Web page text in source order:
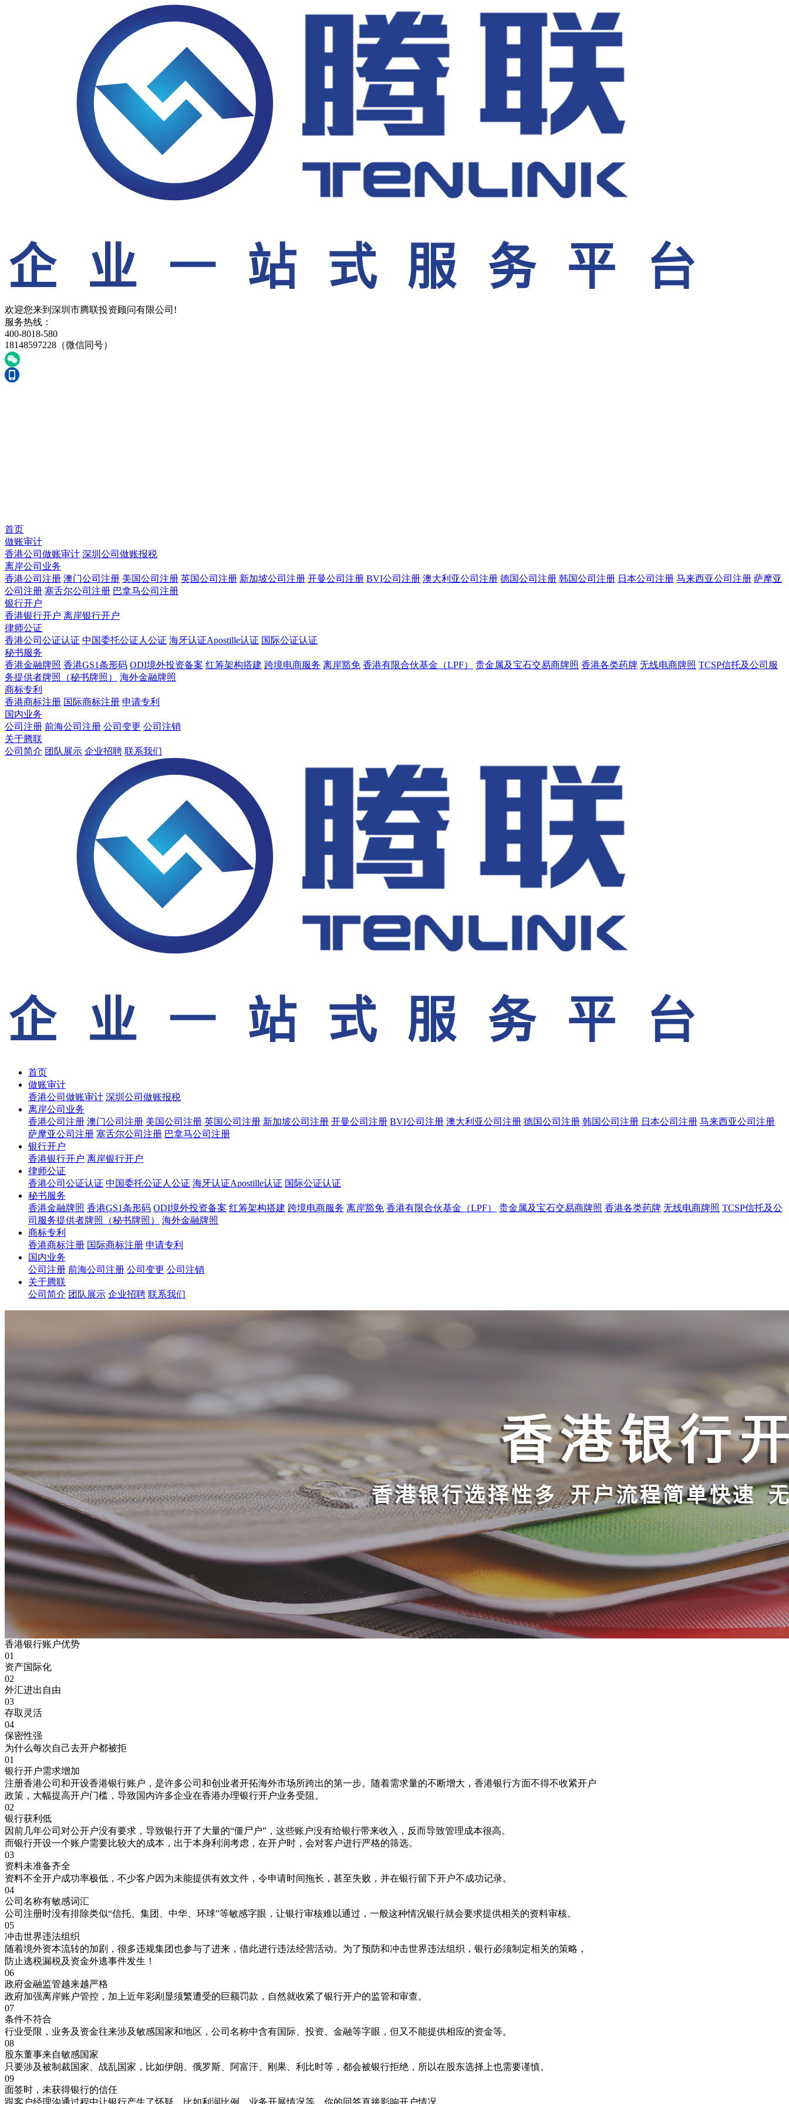
欢迎您来到深圳市腾联投资顾问有限公司!
服务热线：
400-8018-580
18148597228（微信同号）
首页
做账审计
香港公司做账审计 深圳公司做账报税
离岸公司业务
香港公司注册 澳门公司注册 美国公司注册 英国公司注册 新加坡公司注册 开曼公司注册 BVI公司注册 澳大利亚公司注册 德国公司注册 韩国公司注册 日本公司注册 马来西亚公司注册 萨摩亚
公司注册 塞舌尔公司注册 巴拿马公司注册
银行开户
香港银行开户 离岸银行开户
律师公证
香港公司公证认证 中国委托公证人公证 海牙认证Apostille认证 国际公证认证
秘书服务
香港金融牌照 香港GS1条形码 ODI境外投资备案 红筹架构搭建 跨境电商服务 离岸豁免 香港有限合伙基金（LPF） 贵金属及宝石交易商牌照 香港各类药牌 无线电商牌照 TCSP信托及公司服
务提供者牌照（秘书牌照）
海外金融牌照
商标专利
香港商标注册 国际商标注册 申请专利
国内业务
公司注册 前海公司注册 公司变更 公司注销
关于腾联
公司简介 团队展示 企业招聘 联系我们
首页
做账审计
香港公司做账审计 深圳公司做账报税
离岸公司业务
香港公司注册 澳门公司注册 美国公司注册 英国公司注册 新加坡公司注册 开曼公司注册 BVI公司注册 澳大利亚公司注册 德国公司注册 韩国公司注册 日本公司注册 马来西亚公司注册
萨摩亚公司注册 塞舌尔公司注册 巴拿马公司注册
银行开户
香港银行开户 离岸银行开户
律师公证
香港公司公证认证 中国委托公证人公证 海牙认证Apostille认证 国际公证认证
秘书服务
香港金融牌照 香港GS1条形码 ODI境外投资备案 红筹架构搭建 跨境电商服务 离岸豁免 香港有限合伙基金（LPF） 贵金属及宝石交易商牌照 香港各类药牌 无线电商牌照 TCSP信托及公
司服务提供者牌照（秘书牌照）
海外金融牌照
商标专利
香港商标注册 国际商标注册 申请专利
国内业务
公司注册 前海公司注册 公司变更 公司注销
关于腾联
公司简介 团队展示 企业招聘 联系我们
香港银行账户优势
01
资产国际化
02
外汇进出自由
03
存取灵活
04
保密性强
为什么每次自己去开户都被拒
01
银行开户需求增加
注册香港公司和开设香港银行账户，是许多公司和创业者开拓海外市场所跨出的第一步。随着需求量的不断增大，香港银行方面不得不收紧开户
政策，大幅提高开户门槛，导致国内许多企业在香港办理银行开户业务受阻。
02
银行获利低
因前几年公司对公开户没有要求，导致银行开了大量的“僵尸户”，这些账户没有给银行带来收入，反而导致管理成本很高。
而银行开设一个账户需要比较大的成本，出于本身利润考虑，在开户时，会对客户进行严格的筛选。
03
资料未准备齐全
资料不全开户成功率极低，不少客户因为未能提供有效文件，令申请时间拖长，甚至失败，并在银行留下开户不成功记录。
04
公司名称有敏感词汇
公司注册时没有排除类似“信托、集团、中华、环球”等敏感字眼，让银行审核难以通过，一般这种情况银行就会要求提供相关的资料审核。
05
冲击世界违法组织
随着境外资本流转的加剧，很多违规集团也参与了进来，借此进行违法经营活动。为了预防和冲击世界违法组织，银行必须制定相关的策略，
防止逃税漏税及资金外逃事件发生！
06
政府金融监管越来越严格
政府加强离岸账户管控，加上近年彩剐显须繁遭受的巨额罚款，自然就收紧了银行开户的监管和审查。
07
条件不符合
行业受限，业务及资金往来涉及敏感国家和地区，公司名称中含有国际、投资、金融等字眼，但又不能提供相应的资金等。
08
股东董事来自敏感国家
只要涉及被制裁国家、战乱国家，比如伊朗、俄罗斯、阿富汗、刚果、利比时等，都会被银行拒绝，所以在股东选择上也需要谨慎。
09
面签时，未获得银行的信任
跟客户经理沟通过程中让银行产生了怀疑，比如利润比例，业务开展情况等。你的回答直接影响开户情况。